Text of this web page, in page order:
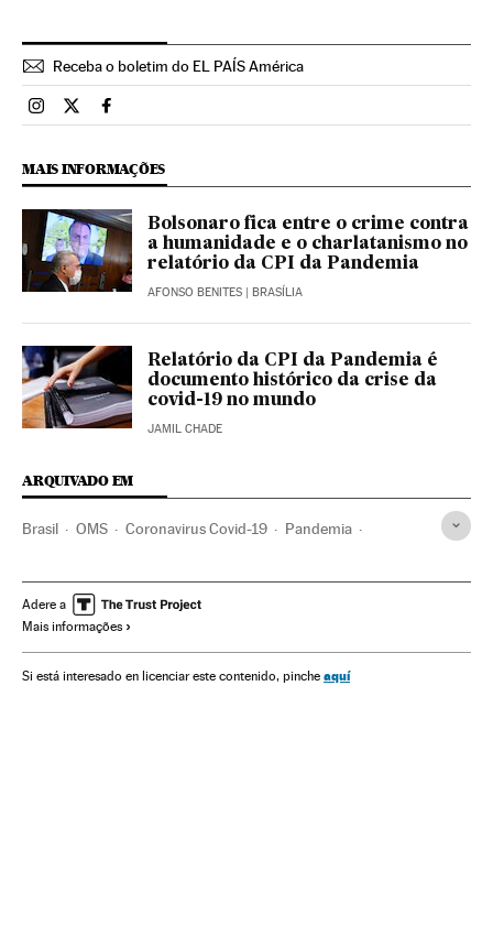
Receba o boletim do EL PAÍS América
Brasil El País Brasil en Instagram
Brasil El País Brasil en Twitter
Brasil El País Brasil en Facebook
MAIS INFORMAÇÕES
Bolsonaro fica entre o crime contra
a humanidade e o charlatanismo no
relatório da CPI da Pandemia
AFONSO BENITES | BRASÍLIA
Relatório da CPI da Pandemia é
documento histórico da crise da
covid-19 no mundo
JAMIL CHADE
ARQUIVADO EM
Brasil OMS Coronavirus Covid-19 Pandemia
Presidência Brasil Flávio Bolsonaro
Eduardo Bolsonaro
CPI Pandemia
Adere a
Mais informações
Si está interesado en licenciar este contenido, pinche aquí